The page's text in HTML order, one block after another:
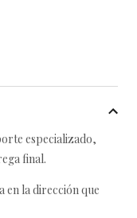
especializado,
final.
en la dirección que